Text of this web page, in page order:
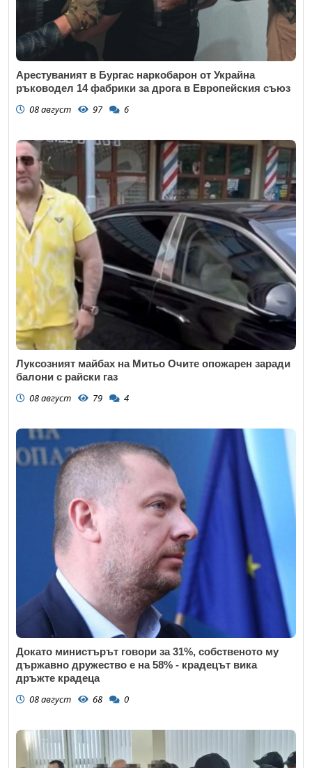
Арестуваният в Бургас наркобарон от Украйна
ръководел 14 фабрики за дрога в Европейския съюз
08 август 97 6
Луксозният майбах на Митьо Очите опожарен заради
балони с райски газ
08 август 79 4
Докато министърът говори за 31%, собственото му
държавно дружество е на 58% - крадецът вика
дръжте крадеца
08 август 68 0